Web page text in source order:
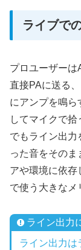
ライブで
プロユーザーは
直接PAに送る
にアンプを鳴ら
してマイクで
でもライン出力
った音をそのま
アや環境に依
で使う大きなメ
ライン出力
ライン出力は